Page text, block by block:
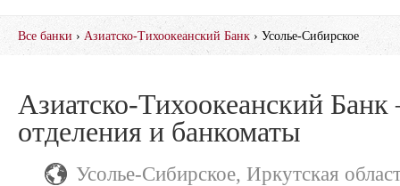
Все банки › Азиатско-Тихоокеанский Банк › Усолье-Сибирское
Азиатско-Тихоокеанский
отделения и банкоматы
Усолье-Сибирское, Иркутская